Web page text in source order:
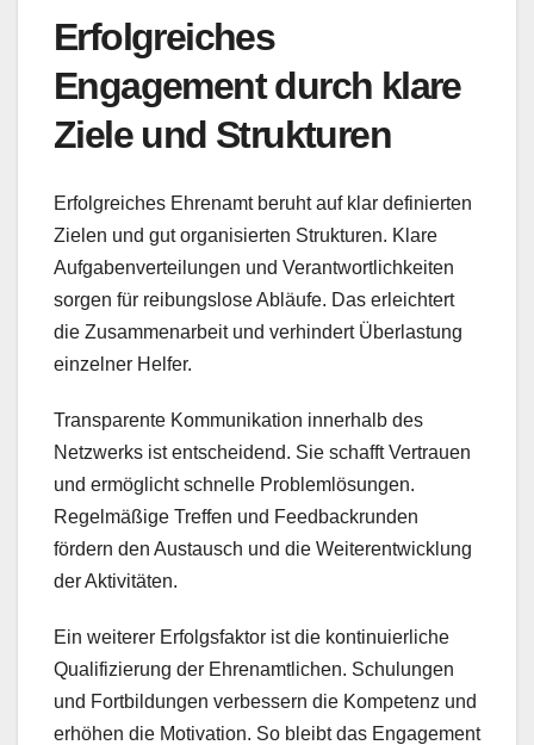
Erfolgreiches
Engagement durch klare
Ziele und Strukturen
Erfolgreiches Ehrenamt beruht auf klar definierten
Zielen und gut organisierten Strukturen. Klare
Aufgabenverteilungen und Verantwortlichkeiten
sorgen für reibungslose Abläufe. Das erleichtert
die Zusammenarbeit und verhindert Überlastung
einzelner Helfer.
Transparente Kommunikation innerhalb des
Netzwerks ist entscheidend. Sie schafft Vertrauen
und ermöglicht schnelle Problemlösungen.
Regelmäßige Treffen und Feedbackrunden
fördern den Austausch und die Weiterentwicklung
der Aktivitäten.
Ein weiterer Erfolgsfaktor ist die kontinuierliche
Qualifizierung der Ehrenamtlichen. Schulungen
und Fortbildungen verbessern die Kompetenz und
erhöhen die Motivation. So bleibt das Engagement